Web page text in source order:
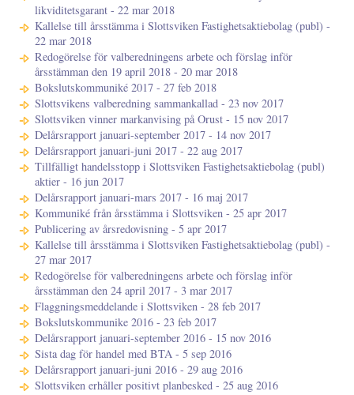
likviditetsgarant - 22 mar 2018
Kallelse till årsstämma i Slottsviken Fastighetsaktiebolag (publ) -
22 mar 2018
Redogörelse för valberedningens arbete och förslag inför
årsstämman den 19 april 2018 - 20 mar 2018
Bokslutskommuniké 2017 - 27 feb 2018
Slottsvikens valberedning sammankallad - 23 nov 2017
Slottsviken vinner markanvising på Orust - 15 nov 2017
Delårsrapport januari-september 2017 - 14 nov 2017
Delårsrapport januari-juni 2017 - 22 aug 2017
Tillfälligt handelsstopp i Slottsviken Fastighetsaktiebolag (publ)
aktier - 16 jun 2017
Delårsrapport januari-mars 2017 - 16 maj 2017
Kommuniké från årsstämma i Slottsviken - 25 apr 2017
Publicering av årsredovisning - 5 apr 2017
Kallelse till årsstämma i Slottsviken Fastighetsaktiebolag (publ) -
27 mar 2017
Redogörelse för valberedningens arbete och förslag inför
årsstämman den 24 april 2017 - 3 mar 2017
Flaggningsmeddelande i Slottsviken - 28 feb 2017
Bokslutskommunike 2016 - 23 feb 2017
Delårsrapport januari-september 2016 - 15 nov 2016
Sista dag för handel med BTA - 5 sep 2016
Delårsrapport januari-juni 2016 - 29 aug 2016
Slottsviken erhåller positivt planbesked - 25 aug 2016